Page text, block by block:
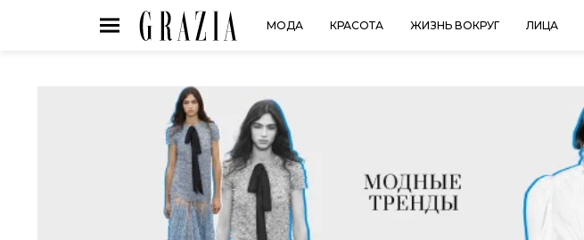
МОДА КРАСОТА ЖИЗНЬ ВОКРУГ ЛИЦА